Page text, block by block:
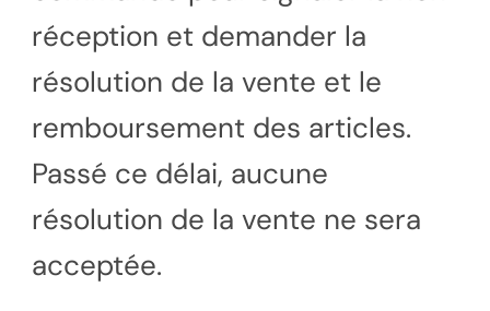
réception et demander la
résolution de la vente et le
remboursement des articles.
Passé ce délai, aucune
résolution de la vente ne sera
acceptée.